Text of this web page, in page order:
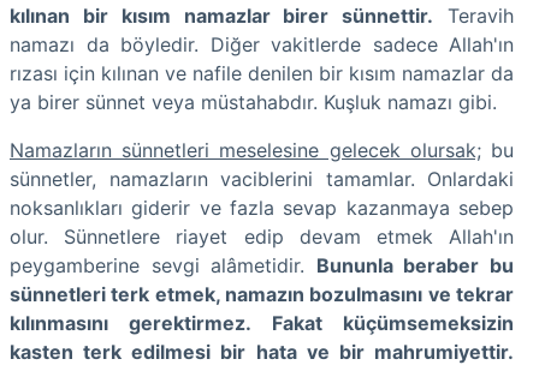
kılınan bir kısım namazlar birer sünnettir. Teravih
namazı da böyledir. Diğer vakitlerde sadece Allah'ın
rızası için kılınan ve nafile denilen bir kısım namazlar da
ya birer sünnet veya müstahabdır. Kuşluk namazı gibi.
Namazların sünnetleri meselesine gelecek olursak;bu
sünnetler, namazların vaciblerini tamamlar. Onlardaki
noksanlıkları giderir ve fazla sevap kazanmaya sebep
olur. Sünnetlere riayet edip devam etmek Allah'ın
peygamberine sevgi alâmetidir. Bununla beraber bu
sünnetleri terk etmek, namazın bozulmasını ve tekrar
kılınmasını gerektirmez. Fakat küçümsemeksizin
kasten terk edilmesi bir hata ve bir mahrumiyettir.